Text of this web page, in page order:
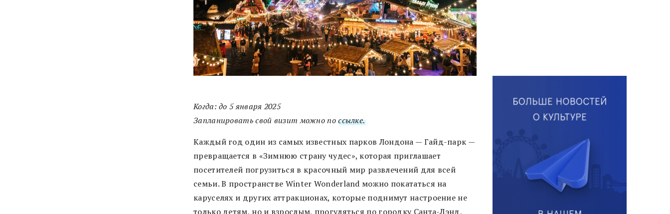
Когда: до 5 января 2025
Запланировать свой визит можно поссылке.
Каждый год один из самых известных парков Лондона — Гайд-парк —
превращается в «Зимнюю страну чудес», которая приглашает
посетителей погрузиться в красочный мир развлечений для всей
семьи. В пространстве Winter Wonderland можно покататься на
каруселях и других аттракционах, которые поднимут настроение не
только детям, но и взрослым, прогуляться по городку Санта-Лэнд,